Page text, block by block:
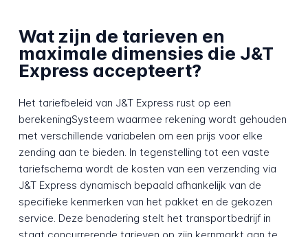
Wat zijn de tarieven en
maximale dimensies die J&T
Express accepteert?
Het tariefbeleid van J&T Express rust op een
berekeningSysteem waarmee rekening wordt gehouden
met verschillende variabelen om een prijs voor elke
zending aan te bieden. In tegenstelling tot een vaste
tariefschema wordt de kosten van een verzending via
J&T Express dynamisch bepaald afhankelijk van de
specifieke kenmerken van het pakket en de gekozen
service. Deze benadering stelt het transportbedrijf in